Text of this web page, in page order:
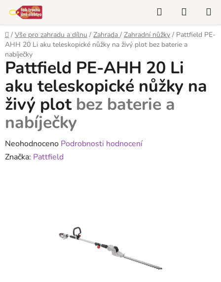
obsah
Hledat
KOŠÍK
Domů
/ Vše pro zahradu a dílnu / Zahrada / Zahradní nůžky / Pattfield PE-
AHH 20 Li aku teleskopické nůžky na živý plot bez baterie a
nabíječky
Pattfield PE-AHH 20 Li
aku teleskopické nůžky na
živý plot bez baterie a
nabíječky
Průměrné
hodnocení
Neohodnoceno Podrobnosti hodnocení
Značka: Pattfield